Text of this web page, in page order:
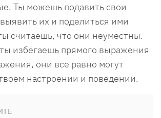
Ты можешь подавить свои
их и поделиться ими
считаешь, что они неуместны.
избегаешь прямого выражения
они все равно могут
настроении и поведении.